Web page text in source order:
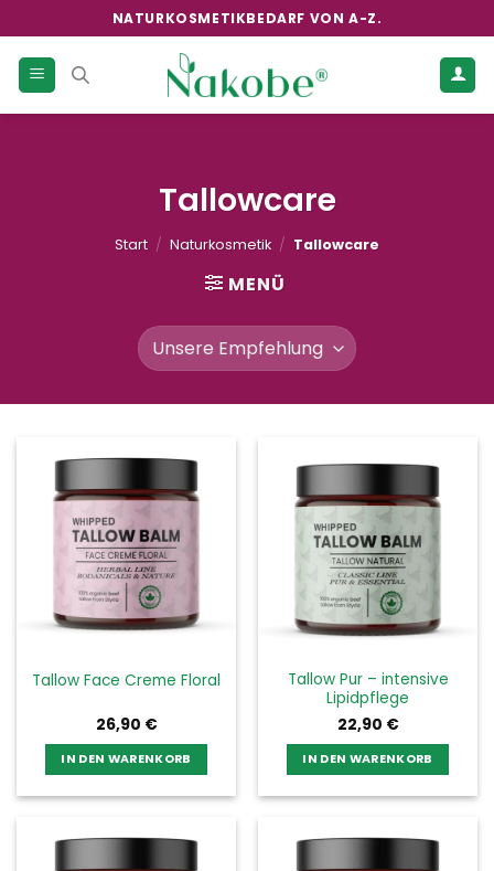
Inhalt
springen
NATURKOSMETIKBEDARF VON A-Z.
Tallowcare
Start / Naturkosmetik / Tallowcare
MENÜ
Tallow Face Creme Floral
26,90 €
IN DEN WARENKORB
Tallow Pur – intensive
Lipidpflege
22,90 €
IN DEN WARENKORB